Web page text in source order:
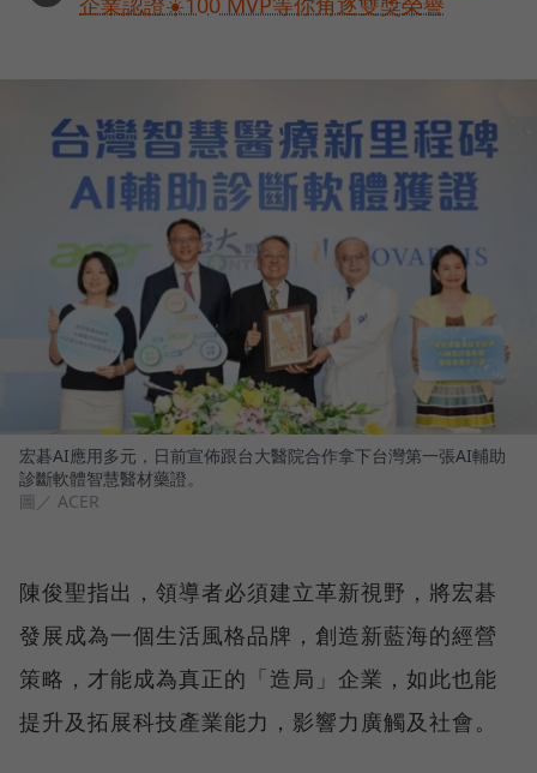
宏碁AI應用多元，日前宣佈跟台大醫院合作拿下台灣第一張AI輔助
診斷軟體智慧醫材藥證。
圖／ ACER
陳俊聖指出，領導者必須建立革新視野，將宏碁
發展成為一個生活風格品牌，創造新藍海的經營
策略，才能成為真正的「造局」企業，如此也能
提升及拓展科技產業能力，影響力廣觸及社會。